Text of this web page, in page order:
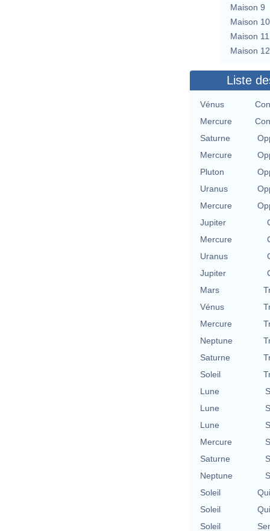
Maison 9
Maison 10
Maison 11
Maison 12
Liste
Vénus
Mercure
Saturne
Mercure
Pluton
Uranus
Mercure
Jupiter
Mercure
Uranus
Jupiter
Mars
Vénus
Mercure
Neptune
Saturne
Soleil
Lune
Lune
Lune
Mercure
Saturne
Neptune
Soleil
Soleil
Soleil